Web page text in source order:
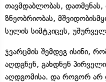
თავმდაბლობას, დათმენას,
ზნეობრიობას,
სულის სიმტკიცეს,
ჯვარცმის შემდეგ ისინი,
აღდგნენ, გახდნენ
აღდგომისა. და როგორ არ